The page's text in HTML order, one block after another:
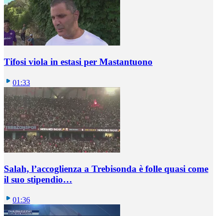
Tifosi viola in estasi per Mastantuono
01:33
Salah, l’accoglienza a Trebisonda è folle quasi come
il suo stipendio…
01:36